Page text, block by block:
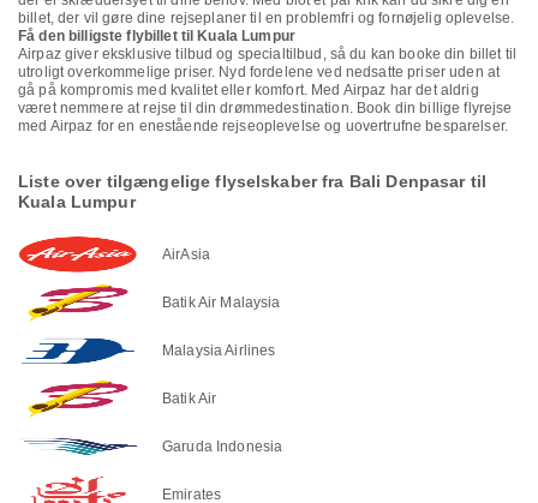
billet, der vil gøre dine rejseplaner til en problemfri og fornøjelig oplevelse.
Få den billigste flybillet til Kuala Lumpur
Airpaz giver eksklusive tilbud og specialtilbud, så du kan booke din billet til
utroligt overkommelige priser. Nyd fordelene ved nedsatte priser uden at
gå på kompromis med kvalitet eller komfort. Med Airpaz har det aldrig
været nemmere at rejse til din drømmedestination. Book din billige flyrejse
med Airpaz for en enestående rejseoplevelse og uovertrufne besparelser.
Liste over tilgængelige flyselskaber fra Bali Denpasar til
Kuala Lumpur
AirAsia
Batik Air Malaysia
Malaysia Airlines
Batik Air
Garuda Indonesia
Emirates